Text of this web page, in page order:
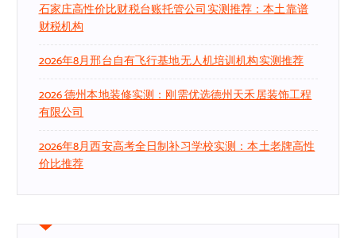
石家庄高性价比财税台账托管公司实测推荐：本土靠谱
财税机构
2026年8月邢台自有飞行基地无人机培训机构实测推荐
2026 德州本地装修实测：刚需优选德州天禾居装饰工程
有限公司
2026年8月西安高考全日制补习学校实测：本土老牌高性
价比推荐